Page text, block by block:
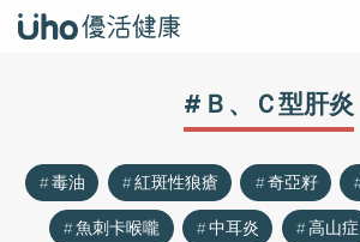
#Ｂ、Ｃ型肝炎
毒油 紅斑性狼瘡 奇亞籽
魚刺卡喉嚨
中耳炎 高山症